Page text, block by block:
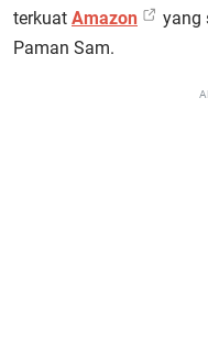
terkuat Amazon
yang
Paman Sam.